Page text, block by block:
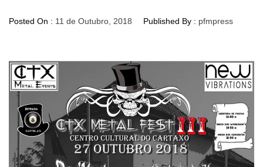
Posted On : 11 de Outubro, 2018 Published By : pfmpress